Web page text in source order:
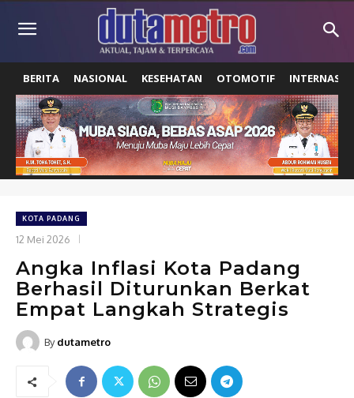
BERITA NASIONAL KESEHATAN OTOMOTIF
KOTA PADANG
12 Mei 2026
Angka Inflasi Kota Padang
Berhasil Diturunkan Berkat
Empat Langkah Strategis
By dutametro